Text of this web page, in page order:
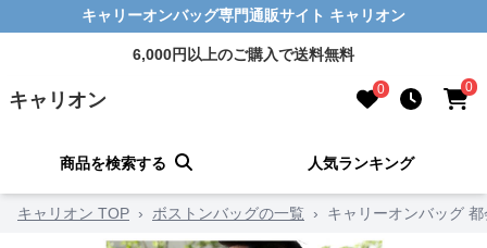
キャリーオンバッグ専門通販サイト キャリオン
6,000円以上のご購入で送料無料
キャリオン 0 0
商品を検索する 人気ランキング
キャリオン TOP › ボストンバッグの一覧 › キャリーオンバッグ